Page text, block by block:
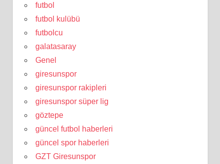
futbol
futbol kulübü
futbolcu
galatasaray
Genel
giresunspor
giresunspor rakipleri
giresunspor süper lig
göztepe
güncel futbol haberleri
güncel spor haberleri
GZT Giresunspor